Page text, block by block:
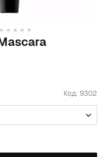
Код: 9302